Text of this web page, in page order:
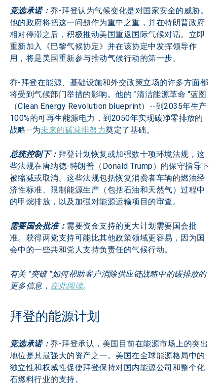
竞选承诺：乔-拜登认为气候变化是对国家安全的威胁。
他的政府将把这一问题作为重中之重，并在特朗普政府
相对停滞之后，积极推动美国重返国际气候对话。立即
重新加入《巴黎气候协定》并在该协定中发挥领导作
用，将是美国重新参与推动气候行动的第一步。
乔-拜登在能源、基础设施和外交政策立场的许多方面都
将受到气候部门举措的影响。他的 "清洁能源革命 "蓝图
（Clean Energy Revolution blueprint）--到2035年生产
100%的可再生能源电力，到2050年实现碳净零排放的
战略--为未来的碳减排努力奠定了基础。
总统控制下： 拜登计划恢复或加强数十项环境法规，这
些法规在唐纳德-特朗普（Donald Trump）的保守指导下
被缩减或取消。这些法规包括恢复消费者车辆的燃油经
济性标准、限制能源生产（包括石油和天然气）过程中
的甲烷排放，以及加强对能源运输项目的审查。
需要国会批准： 需要资金支持的更大计划需要国会批
准。获得两党支持可能比其他政策领域更容易，因为国
会中的一些共和党人支持负责任的气候行动。
有关 "突破 "如何帮助客户消除供应链战略中的碳排放的
更多信息， 在此阅读。
拜登的能源计划
竞选承诺：乔-拜登承认，美国目前在能源市场上的突出
地位是其最强大的资产之一。美国在全球能源格局中的
独立性和权威性促使拜登保持对国内能源公司和整个化
石燃料行业的支持。